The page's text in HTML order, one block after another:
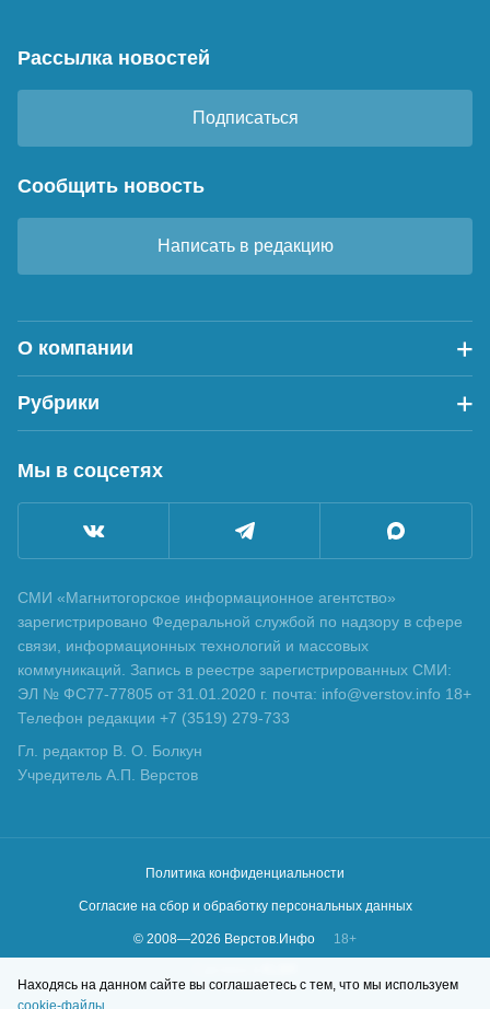
Рассылка новостей
Подписаться
Сообщить новость
Написать в редакцию
О компании
Рубрики
Мы в соцсетях
СМИ «Магнитогорское информационное агентство»
зарегистрировано Федеральной службой по надзору в сфере
связи, информационных технологий и массовых
коммуникаций. Запись в реестре зарегистрированных СМИ:
ЭЛ № ФС77-77805 от 31.01.2020 г. почта: info@verstov.info 18+
Телефон редакции +7 (3519) 279-733
Гл. редактор В. О. Болкун
Учредитель А.П. Верстов
Политика конфиденциальности
Согласие на сбор и обработку персональных данных
© 2008—2026 Верстов.Инфо
18+
Находясь на данном сайте вы соглашаетесь с тем, что мы используем
cookie-файлы